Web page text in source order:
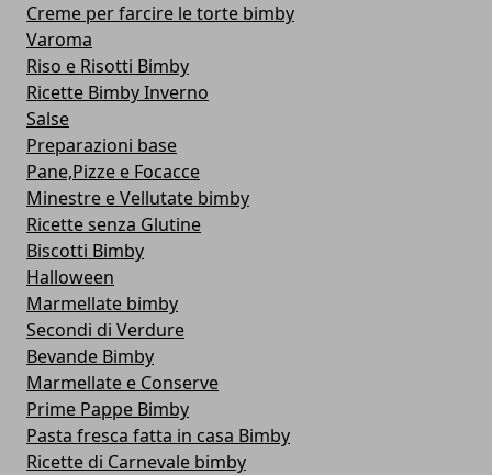
Creme per farcire le torte bimby
Varoma
Riso e Risotti Bimby
Ricette Bimby Inverno
Salse
Preparazioni base
Pane,Pizze e Focacce
Minestre e Vellutate bimby
Ricette senza Glutine
Biscotti Bimby
Halloween
Marmellate bimby
Secondi di Verdure
Bevande Bimby
Marmellate e Conserve
Prime Pappe Bimby
Pasta fresca fatta in casa Bimby
Ricette di Carnevale bimby